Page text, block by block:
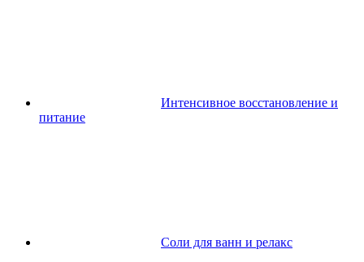
Интенсивное восстановление и
питание
Соли для ванн и релакс